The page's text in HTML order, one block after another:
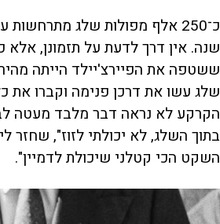
כ־250 אלף מפולות שלג
שנה. אין דרך לדעת על תזמונן, אלא
ששטפה את הפיירצ'יילד הייתה
שלג עשו את דרכן פנימה וקברו את
הקרקע לא נראה דבר מלבד מעטה
בתוך השלג, לא יכולתי לזוז", שחזר
השקט הכי קטלני שיכולת לדמיין".